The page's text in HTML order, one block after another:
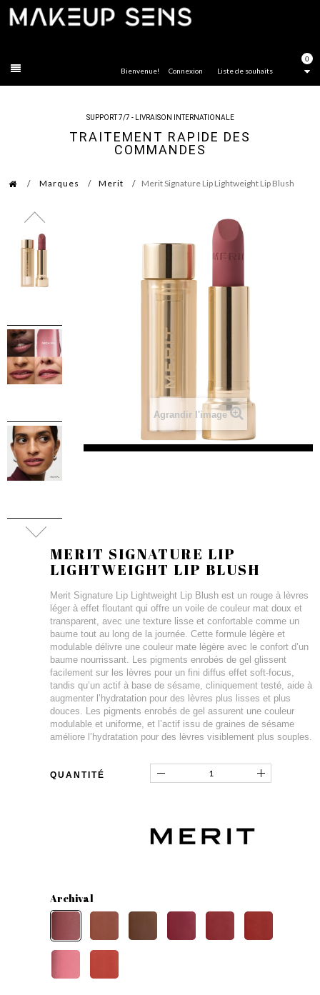
0
Liste de souhaits
Bienvenue! Connexion
SUPPORT 7/7 - LIVRAISON INTERNATIONALE
TRAITEMENT RAPIDE DES
COMMANDES
Marques Merit Merit Signature Lip Lightweight Lip Blush
Agrandir l'image
MERIT SIGNATURE LIP
LIGHTWEIGHT LIP BLUSH
Merit Signature Lip Lightweight Lip Blush est un rouge à lèvres
léger à effet floutant qui offre un voile de couleur mat doux et
transparent, avec une texture lisse et confortable comme un
baume tout au long de la journée. Cette formule légère et
modulable délivre une couleur mate légère avec le confort d’un
baume nourrissant. Les pigments enrobés de gel glissent
facilement sur les lèvres pour un fini diffus effet soft-focus,
tandis qu’un actif à base de sésame, cliniquement testé, aide à
augmenter l’hydratation pour des lèvres plus lisses et plus
douces. Les pigments enrobés de gel assurent une couleur
modulable et uniforme, et l’actif issu de graines de sésame
améliore l’hydratation pour des lèvres visiblement plus souples.
QUANTITÉ
Archival